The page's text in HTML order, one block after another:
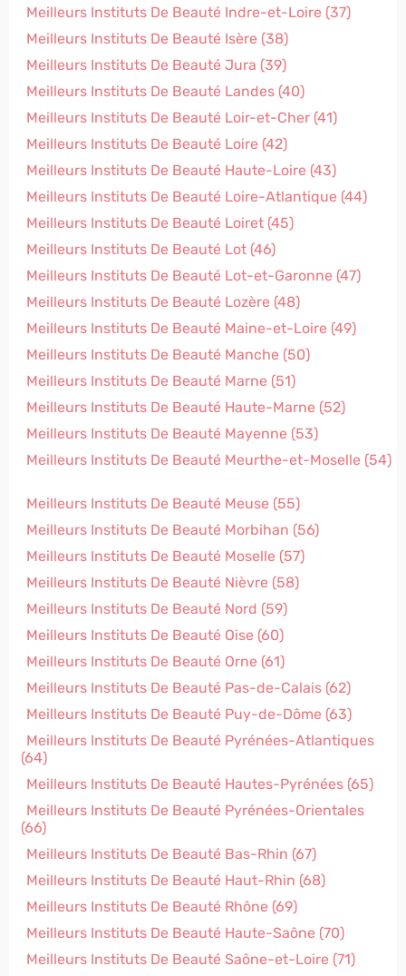
Meilleurs Instituts De Beauté Indre-et-Loire (37)
Meilleurs Instituts De Beauté Isère (38)
Meilleurs Instituts De Beauté Jura (39)
Meilleurs Instituts De Beauté Landes (40)
Meilleurs Instituts De Beauté Loir-et-Cher (41)
Meilleurs Instituts De Beauté Loire (42)
Meilleurs Instituts De Beauté Haute-Loire (43)
Meilleurs Instituts De Beauté Loire-Atlantique (44)
Meilleurs Instituts De Beauté Loiret (45)
Meilleurs Instituts De Beauté Lot (46)
Meilleurs Instituts De Beauté Lot-et-Garonne (47)
Meilleurs Instituts De Beauté Lozère (48)
Meilleurs Instituts De Beauté Maine-et-Loire (49)
Meilleurs Instituts De Beauté Manche (50)
Meilleurs Instituts De Beauté Marne (51)
Meilleurs Instituts De Beauté Haute-Marne (52)
Meilleurs Instituts De Beauté Mayenne (53)
Meilleurs Instituts De Beauté Meurthe-et-Moselle (54)
Meilleurs Instituts De Beauté Meuse (55)
Meilleurs Instituts De Beauté Morbihan (56)
Meilleurs Instituts De Beauté Moselle (57)
Meilleurs Instituts De Beauté Nièvre (58)
Meilleurs Instituts De Beauté Nord (59)
Meilleurs Instituts De Beauté Oise (60)
Meilleurs Instituts De Beauté Orne (61)
Meilleurs Instituts De Beauté Pas-de-Calais (62)
Meilleurs Instituts De Beauté Puy-de-Dôme (63)
Meilleurs Instituts De Beauté Pyrénées-Atlantiques
(64)
Meilleurs Instituts De Beauté Hautes-Pyrénées (65)
Meilleurs Instituts De Beauté Pyrénées-Orientales
(66)
Meilleurs Instituts De Beauté Bas-Rhin (67)
Meilleurs Instituts De Beauté Haut-Rhin (68)
Meilleurs Instituts De Beauté Rhône (69)
Meilleurs Instituts De Beauté Haute-Saône (70)
Meilleurs Instituts De Beauté Saône-et-Loire (71)